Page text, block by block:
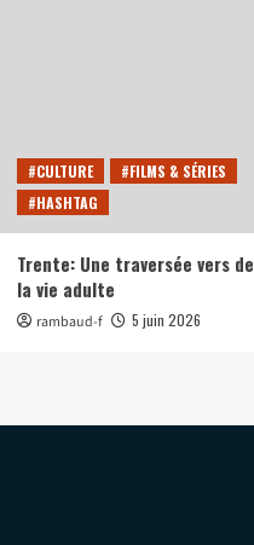
#CULTURE
#FILMS & SÉRIES
#HASHTAG
Trente: Une traversée vers de
la vie adulte
rambaud-f 5 juin 2026